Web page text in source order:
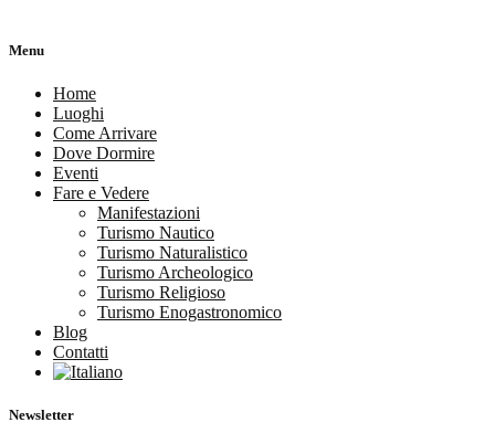
Menu
Home
Luoghi
Come Arrivare
Dove Dormire
Eventi
Fare e Vedere
Manifestazioni
Turismo Nautico
Turismo Naturalistico
Turismo Archeologico
Turismo Religioso
Turismo Enogastronomico
Blog
Contatti
Newsletter